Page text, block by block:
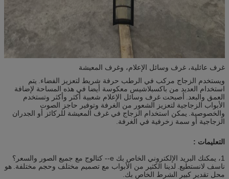
غرف عائلية، غرف وسائل الإعلام، وغرف المعيشة
ويستخدم الزجاج مركب في الرطب حرفة شريط لتعزيز الفضاء. يتم
استخدام العديد من باكسبلاشيس معكوسة أيضا في هذه المساحة لإضافة
العمق والبعد.
أصبحت غرف وسائل الإعلام شعبية أكثر وأكثر وتستخدم
الأبواب الزجاجية لتعزيز الشعور من الغرفة وتوفير حاجز الصوت
والخصوصية. يمكن استخدام الزجاج في غرف المعيشة للركائز أو الجدران
الزجاجية أو سمة زخرفية في الغرفة.
التعليمات :
1، يمكنك البريد الإلكتروني الخاص بك e-- كتالوج مع جميع الصور والسعر؟
ناسف لانستطيع. لدينا الكثير من الأبواب مع تصميم مختلف وحجم مختلفة. هو
محل تقدير كبير الشرط الخاص بك.